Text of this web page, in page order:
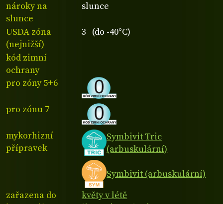
nároky na
slunce
slunce
USDA zóna
(nejnižší)
3 (do -40°C)
kód zimní
ochrany
pro zóny 5+6
pro zónu 7
mykorhizní
přípravek
Symbivit Tric
(arbuskulární)
Symbivit (arbuskulární)
zařazena do
květy v létě